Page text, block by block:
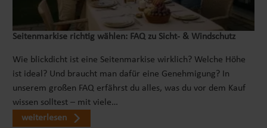
mitgelieferte Gurt zur Verfügung. Durch diese
Varianten bleibt die Handhabung alltagstauglich.
Du musst nicht jedes Mal improvisieren oder eine
die Box faltbar verstauen, wenn du sie gerade
nicht brauchst. Das spart Platz zu Hause, im
Kofferraum oder auf Reisen. Durchdachte Details
für Tier und Halter Mehrere
Reißverschlussöffnungen machen den Zugang
Seitenmarkise richtig wählen: FAQ zu Sicht- & Windschutz
Wie blickdicht ist eine Seitenmarkise wirklich? Welche Höhe
ist ideal? Und braucht man dafür eine Genehmigung? In
unserem großen FAQ erfährst du alles, was du vor dem Kauf
wissen solltest – mit viele…
weiterlesen